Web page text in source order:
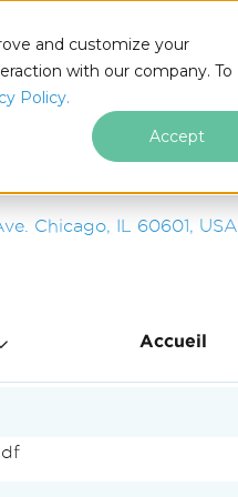
and customize your
with our company. To
Policy.
Accept
Chicago, IL 60601, USA
Accueil
page